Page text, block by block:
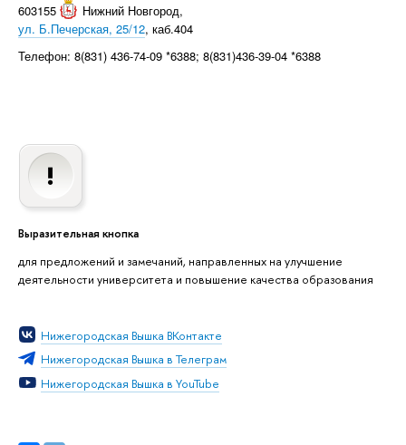
603155 Нижний Новгород,
ул. Б.Печерская, 25/12, каб.404
Телефон: 8(831) 436-74-09 *6388; 8(831)436-39-04 *6388
Выразительная кнопка
для предложений и замечаний, направленных на улучшение
деятельности университета и повышение качества образования
Нижегородская Вышка ВКонтакте
Нижегородская Вышка в Телеграм
Нижегородская Вышка в YouTube